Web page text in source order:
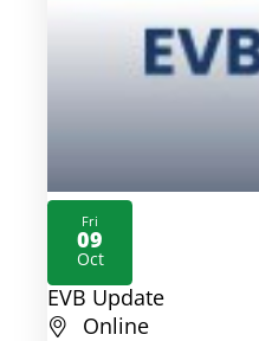
EVB Update
Online
Fri
09
Oct
2026